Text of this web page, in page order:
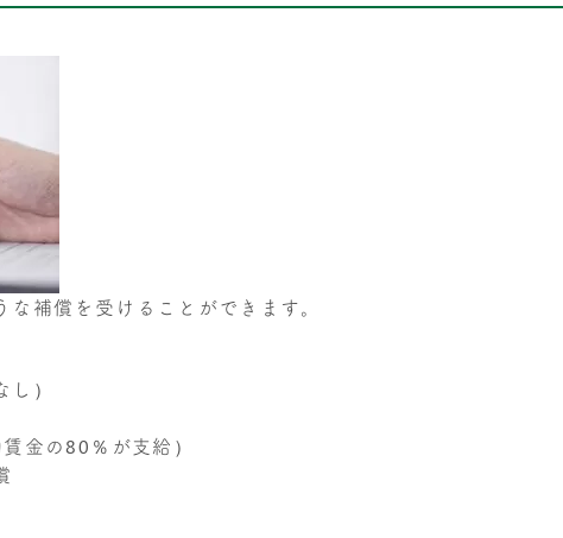
補償を受けることができます。
）
金の80％が支給）